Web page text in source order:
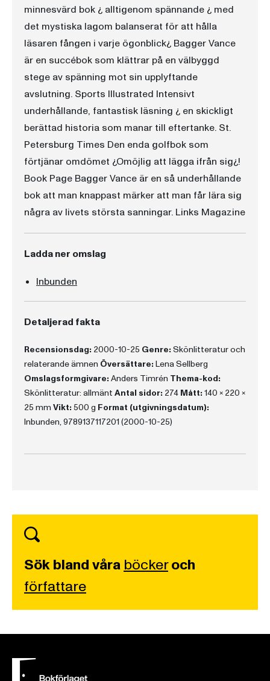
minnesvärd bok ¿ alltigenom spännande ¿ med
det mystiska lagom balanserat för att hålla
läsaren fången i varje ögonblick¿ Bagger Vance
är en succébok som klättrar på en välbyggd
stege av spänning mot sin upplyftande
avslutning. Sports Illustrated Intensivt
underhållande, fantastisk läsning ¿ en skickligt
berättad historia som manar till eftertanke. St.
Petersburg Times Den enda golfbok som
förtjänar omdömet ¿Omöjlig att lägga ifrån sig¿!
Book Page Bagger Vance är en så underhållande
bok att man knappast märker att man får lära sig
några av livets största sanningar. Links Magazine
Ladda ner omslag
Inbunden
Detaljerad fakta
Recensionsdag: 2000-10-25 Genre: Skönlitteratur och
relaterande ämnen Översättare: Lena Sellberg
Omslagsformgivare: Anders Timrén Thema-kod:
Skönlitteratur: allmänt Antal sidor: 274 Mått: 140 x 220 x
25 mm Vikt: 500 g Format (utgivningsdatum):
Inbunden, 9789137117201 (2000-10-25)
Sök bland våra böckeroch
författare